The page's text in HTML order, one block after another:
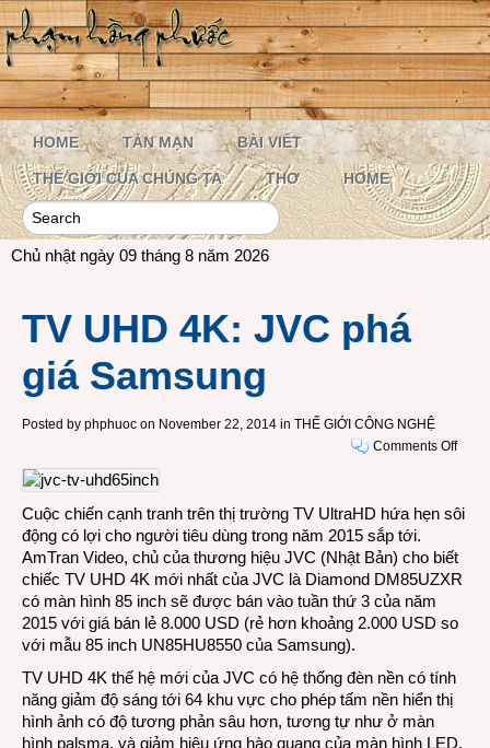
HOME TẢN MẠN BÀI VIẾT
THẾ GIỚI CỦA CHÚNG TA THƠ HOME
Chủ nhật ngày 09 tháng 8 năm 2026
TV UHD 4K: JVC phá
giá Samsung
Posted by phphuoc on November 22, 2014 in THẾ GIỚI CÔNG NGHỆ
Comments Offon
4K:
phá
giá
Cuộc chiến cạnh tranh trên thị trường TV UltraHD hứa hẹn sôi
động có lợi cho người tiêu dùng trong năm 2015 sắp tới.
AmTran Video, chủ của thương hiệu JVC (Nhật Bản) cho biết
chiếc TV UHD 4K mới nhất của JVC là Diamond DM85UZXR
có màn hình 85 inch sẽ được bán vào tuần thứ 3 của năm
2015 với giá bán lẻ 8.000 USD (rẻ hơn khoảng 2.000 USD so
với mẫu 85 inch UN85HU8550 của Samsung).
TV UHD 4K thế hệ mới của JVC có hệ thống đèn nền có tính
năng giảm độ sáng tới 64 khu vực cho phép tấm nền hiển thị
hình ảnh có độ tương phản sâu hơn, tương tự như ở màn
hình palsma, và giảm hiệu ứng hào quang của màn hình LED.